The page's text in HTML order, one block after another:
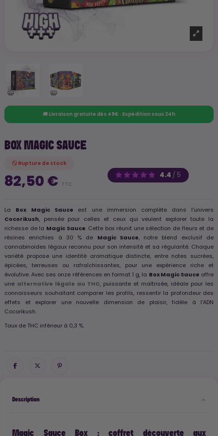
🚚 Livraison gratuite dès 49€ · Expédition sous 24h
BOX MAGIC SAUCE
4.4 / 5
Rupture de stock
82,50 € TTC
La Box Magic Sauce est une immersion complète dans l’univers
Cocorikush, pensée pour celles et ceux qui veulent explorer toute la
richesse de la Magic Sauce. Cette box réunit une sélection de fleurs et de
résines enrichies à 30 % de Magic Sauce, notre blend exclusif de
cannabinoïdes légaux reconnu pour son intensité et sa régularité. Chaque
variété propose une identité aromatique distincte, entre notes sucrées,
épicées, terreuses ou rafraîchissantes, pour une expérience riche et
évolutive. Avec ses onze références en format 1 g, la Box Magic Sauce offre
une alternative légale au THC, puissante et maîtrisée, idéale pour les
connaisseurs souhaitant comparer les profils, ressentir la profondeur des
effets et explorer une nouvelle dimension de plaisir, fidèle à l’ADN
Cocorikush.
Taux de THC inférieur à 0,3 %.
Description
Magic Sauce Box : coffret découverte aux